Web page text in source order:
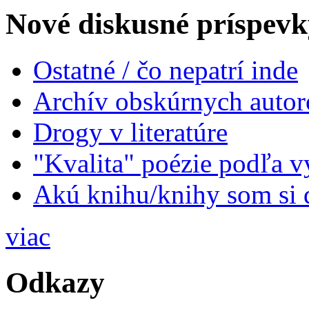
Nové diskusné
Ostatné / čo nepatrí inde
Archív obskúrnych
Drogy v literatúre
"Kvalita" poézie podľa
Akú knihu/knihy som si
viac
Odkazy